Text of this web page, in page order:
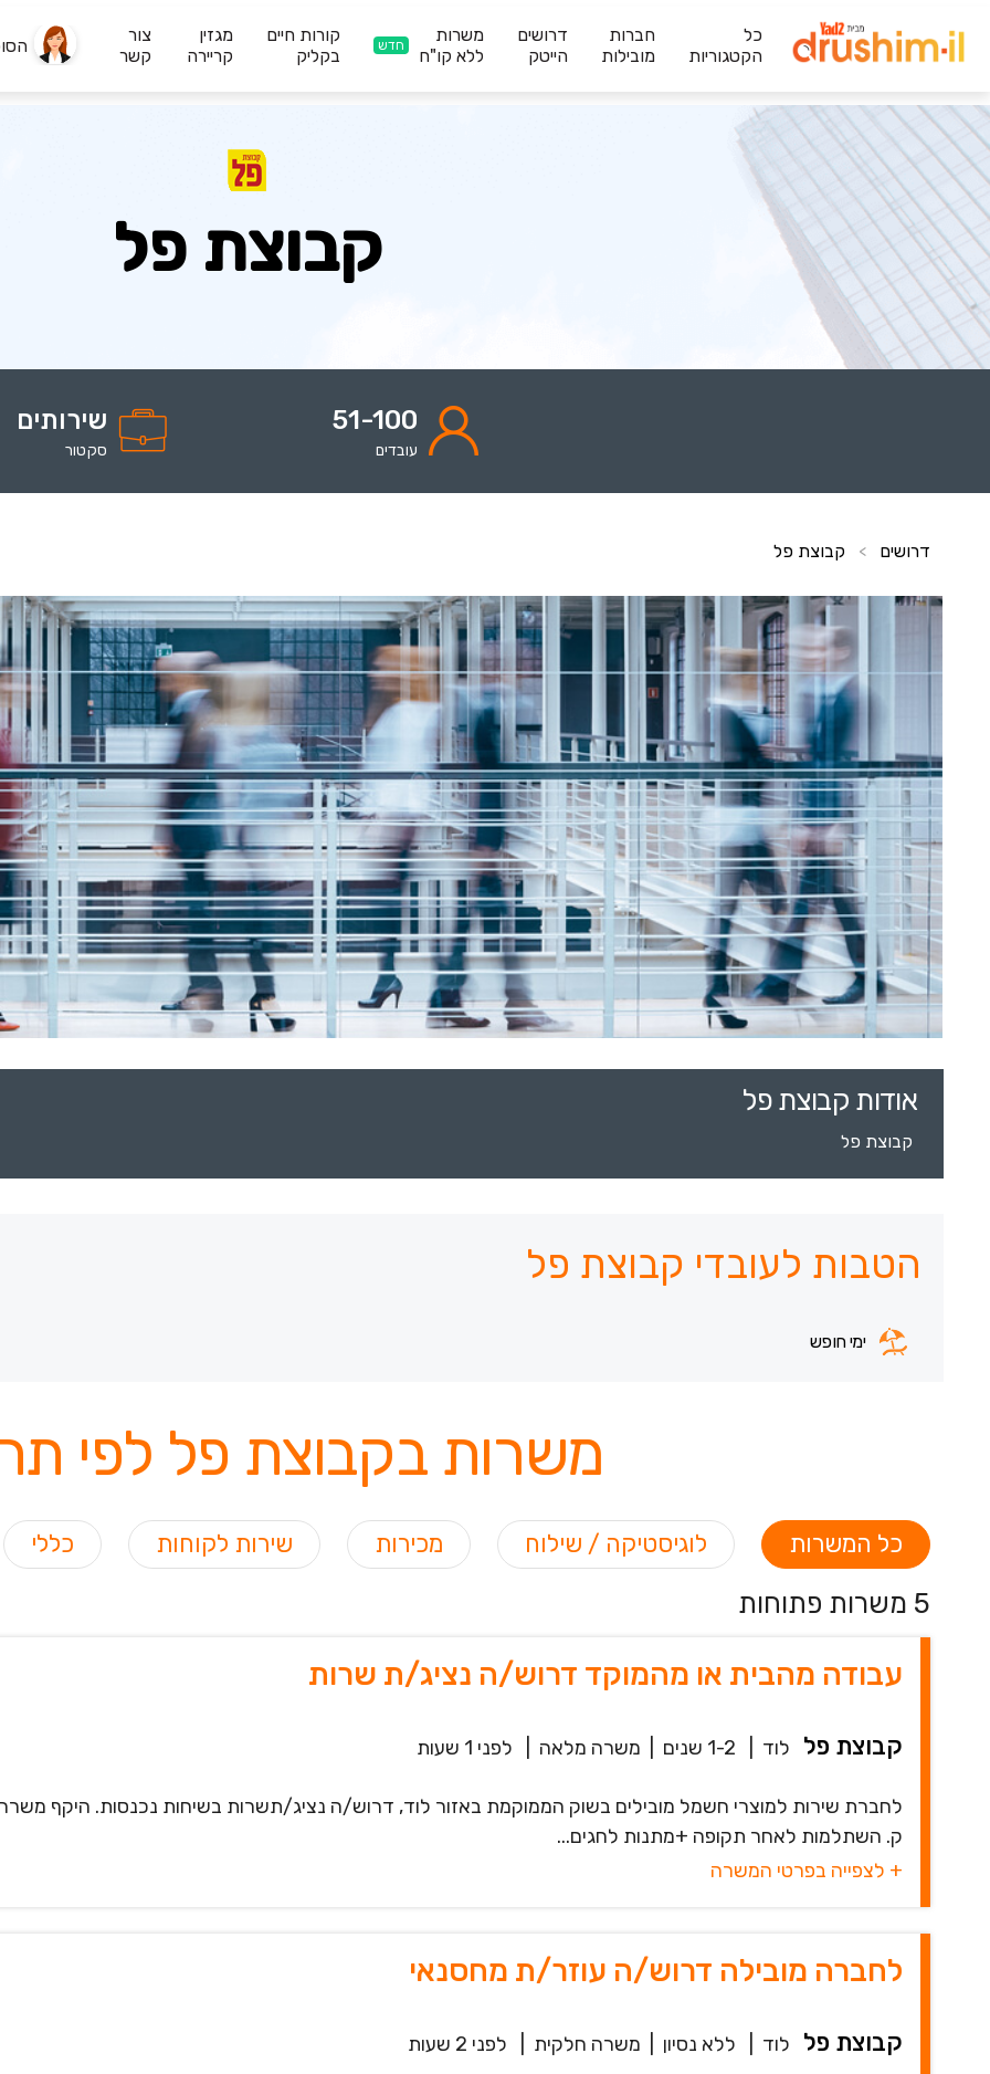
כל
הקטגוריות
חברות
מובילות
דרושים
הייטק
משרות
ללא קו"ח
חדש
קורות חיים
בקליק
מגזין
קריירה
צור
קשר
קבוצת פל
51-100
עובדים
שירותים
סקטור
דרושים > קבוצת פל
אודות קבוצת פל
קבוצת פל
הטבות לעובדי קבוצת פל
ימי חופש
משרות בקבוצת פל לפי
כללי שירות לקוחות מכירות לוגיסטיקה / שילוח כל המשרות
5 משרות פתוחות
עבודה מהבית או מהמוקד דרוש/ה נציג/ת שרות
קבוצת פל לוד 1-2 שנים משרה מלאה לפני 1 שעות
ק. השתלמות לאחר תקופה +מתנות לחגים...
+ לצפייה בפרטי המשרה
לחברה מובילה דרוש/ה עוזר/ת מחסנאי
קבוצת פל לוד ללא נסיון משרה חלקית לפני 2 שעות